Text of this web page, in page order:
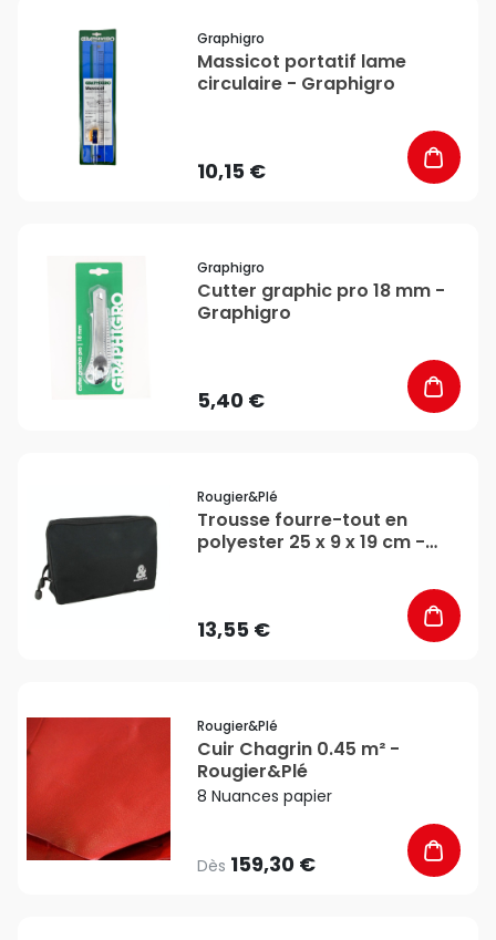
Graphigro
Massicot portatif lame
circulaire - Graphigro
10,15 €
Graphigro
Cutter graphic pro 18 mm -
Graphigro
5,40 €
Rougier&plé
Trousse fourre-tout en
polyester 25 x 9 x 19 cm -
13,55 €
Rougier&plé
Cuir Chagrin 0.45 m² -
Rougier&Plé
8 Nuances papier
Dès 159,30 €